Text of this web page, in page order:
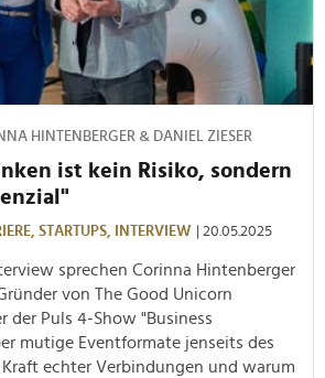
HINTENBERGER & DANIEL ZIESER
ist kein Risiko, sondern
STARTUPS, INTERVIEW | 20.05.2025
sprechen Corinna Hintenberger
von The Good Unicorn
der Puls 4-Show "Business
mutige Eventformate jenseits des
echter Verbindungen und warum